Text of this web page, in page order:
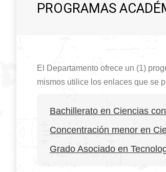
PROGRAMAS
El Departamento ofrece un (1)
mismos utilice los enlaces que se
Bachillerato en Ciencias
Concentración menor en
Grado Asociado en